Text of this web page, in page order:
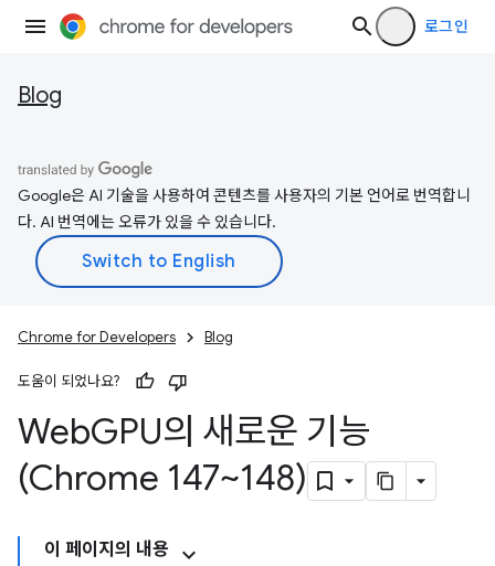
로그인
Blog
Google은 AI 기술을 사용하여 콘텐츠를 사용자의 기본 언어로 번역합니
다. AI 번역에는 오류가 있을 수 있습니다.
Chrome for Developers Blog
도움이 되었나요?
WebGPU의 새로운 기능
(Chrome 147~148)
이 페이지의 내용